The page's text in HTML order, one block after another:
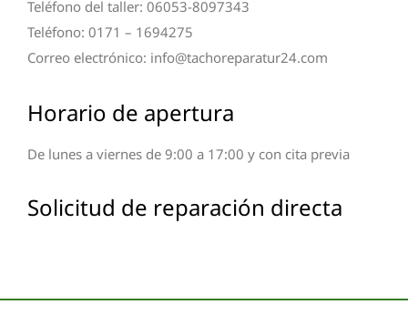
Teléfono del taller: 06053-8097343
Teléfono: 0171 – 1694275
Correo electrónico: info@tachoreparatur24.com
Horario de apertura
De lunes a viernes de 9:00 a 17:00 y con cita previa
Solicitud de reparación directa